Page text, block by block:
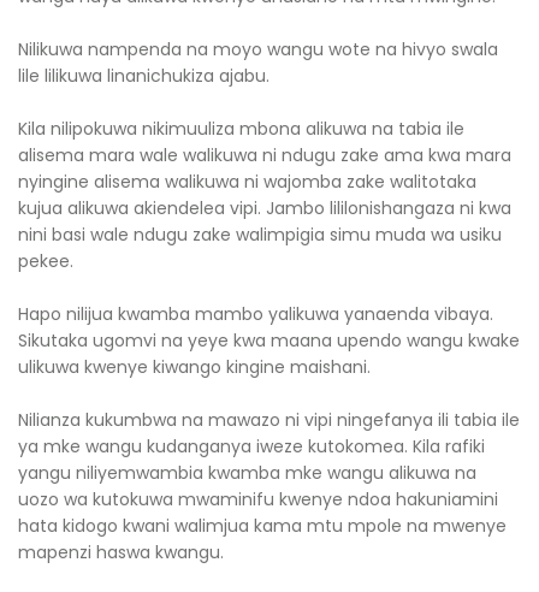
Nilikuwa nampenda na moyo wangu wote na hivyo swala
lile lilikuwa linanichukiza ajabu.
Kila nilipokuwa nikimuuliza mbona alikuwa na tabia ile
alisema mara wale walikuwa ni ndugu zake ama kwa mara
nyingine alisema walikuwa ni wajomba zake walitotaka
kujua alikuwa akiendelea vipi. Jambo lililonishangaza ni kwa
nini basi wale ndugu zake walimpigia simu muda wa usiku
pekee.
Hapo nilijua kwamba mambo yalikuwa yanaenda vibaya.
Sikutaka ugomvi na yeye kwa maana upendo wangu kwake
ulikuwa kwenye kiwango kingine maishani.
Nilianza kukumbwa na mawazo ni vipi ningefanya ili tabia ile
ya mke wangu kudanganya iweze kutokomea. Kila rafiki
yangu niliyemwambia kwamba mke wangu alikuwa na
uozo wa kutokuwa mwaminifu kwenye ndoa hakuniamini
hata kidogo kwani walimjua kama mtu mpole na mwenye
mapenzi haswa kwangu.